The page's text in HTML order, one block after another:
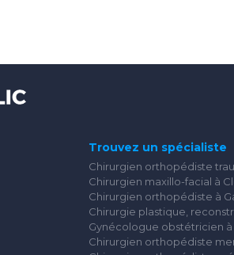
Trouvez un spécialiste
Chirurgien orthopédiste
Chirurgien maxillo-facial à
Chirurgien orthopédiste à
Chirurgie plastique,
Gynécologue obstétricien
Chirurgien orthopédiste